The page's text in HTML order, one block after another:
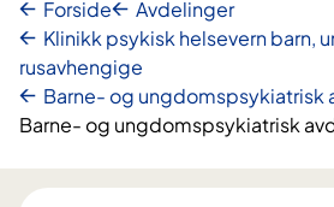
Forside
Avdelinger
Klinikk psykisk helsevern barn,
rusavhengige
Barne- og ungdomspsykiatrisk
Barne- og ungdomspsykiatrisk